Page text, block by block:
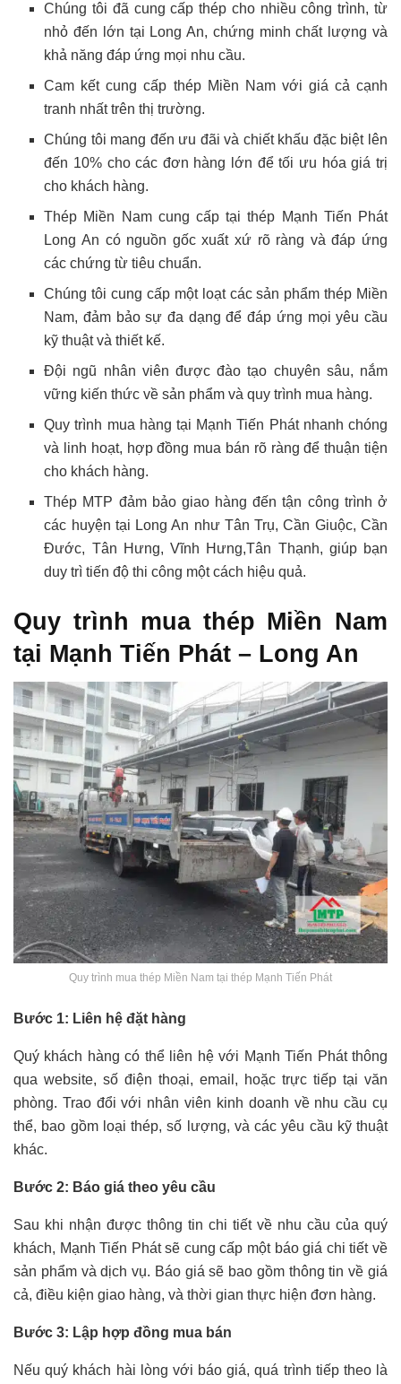
Chúng tôi đã cung cấp thép cho nhiều công trình, từ
nhỏ đến lớn tại Long An, chứng minh chất lượng và
khả năng đáp ứng mọi nhu cầu.
Cam kết cung cấp thép Miền Nam với giá cả cạnh
tranh nhất trên thị trường.
Chúng tôi mang đến ưu đãi và chiết khấu đặc biệt lên
đến 10% cho các đơn hàng lớn để tối ưu hóa giá trị
cho khách hàng.
Thép Miền Nam cung cấp tại thép Mạnh Tiến Phát
Long An có nguồn gốc xuất xứ rõ ràng và đáp ứng
các chứng từ tiêu chuẩn.
Chúng tôi cung cấp một loạt các sản phẩm thép Miền
Nam, đảm bảo sự đa dạng để đáp ứng mọi yêu cầu
kỹ thuật và thiết kế.
Đội ngũ nhân viên được đào tạo chuyên sâu, nắm
vững kiến thức về sản phẩm và quy trình mua hàng.
Quy trình mua hàng tại Mạnh Tiến Phát nhanh chóng
và linh hoạt, hợp đồng mua bán rõ ràng để thuận tiện
cho khách hàng.
Thép MTP đảm bảo giao hàng đến tận công trình ở
các huyện tại Long An như Tân Trụ, Cần Giuộc, Cần
Đước, Tân Hưng, Vĩnh Hưng,Tân Thạnh, giúp bạn
duy trì tiến độ thi công một cách hiệu quả.
Quy trình mua thép Miền Nam
tại Mạnh Tiến Phát – Long An
Quy trình mua thép Miền Nam tại thép Mạnh Tiến Phát
Bước 1: Liên hệ đặt hàng
Quý khách hàng có thể liên hệ với Mạnh Tiến Phát thông
qua website, số điện thoại, email, hoặc trực tiếp tại văn
phòng. Trao đổi với nhân viên kinh doanh về nhu cầu cụ
thể, bao gồm loại thép, số lượng, và các yêu cầu kỹ thuật
khác.
Bước 2: Báo giá theo yêu cầu
Sau khi nhận được thông tin chi tiết về nhu cầu của quý
khách, Mạnh Tiến Phát sẽ cung cấp một báo giá chi tiết về
sản phẩm và dịch vụ. Báo giá sẽ bao gồm thông tin về giá
cả, điều kiện giao hàng, và thời gian thực hiện đơn hàng.
Bước 3: Lập hợp đồng mua bán
Nếu quý khách hài lòng với báo giá, quá trình tiếp theo là